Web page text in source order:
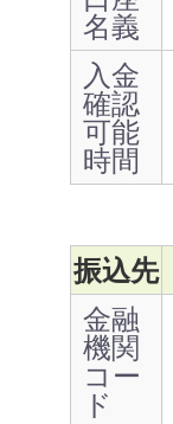
名義
入金
確認
可能
時間
振込先
金融
機関
コー
ド